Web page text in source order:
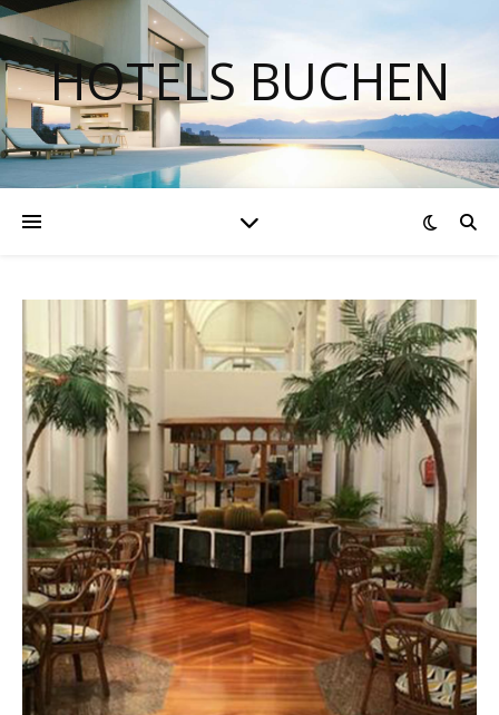
HOTELS BUCHEN